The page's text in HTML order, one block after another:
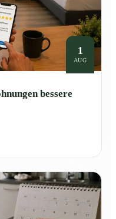
1
AUG
bessere